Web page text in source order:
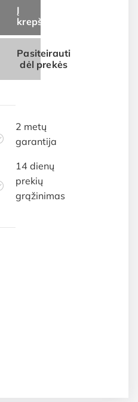
Į
krepšelį
Pasiteirauti
dėl prekės
2 metų
garantija
14 dienų
prekių
grąžinimas